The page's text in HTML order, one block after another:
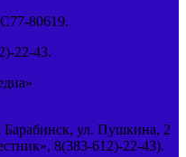
80619.
22-43.
Барабинск, ул. Пушкина, 2
8(383-612)-22-43).